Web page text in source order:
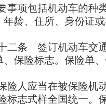
事项包括机动车的种
年龄、住所、身份证
二条 签订机动车交
、保险标志。保险单
险人应当在被保险机
标志式样全国统一。